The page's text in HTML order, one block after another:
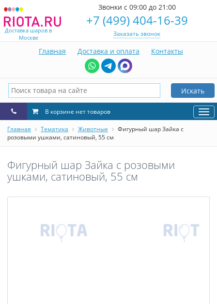
Доставка шаров в
Москве
Звонки с 09:00 до 21:00
+7 (499) 404-16-39
Заказать звонок
Главная Доставка и оплата Контакты
Искать
В корзине нет товаров
Главная Тематика Животные
Фигурный шар Зайка с
розовыми ушками, сатиновый, 55 см
Фигурный шар Зайка с розовыми
ушками, сатиновый, 55 см